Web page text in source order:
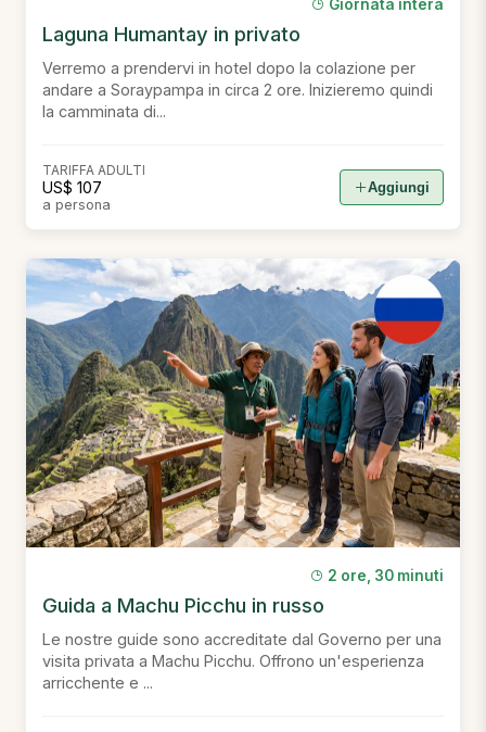
Giornata intera
Laguna Humantay in privato
Verremo a prendervi in hotel dopo la colazione per
andare a Soraypampa in circa 2 ore. Inizieremo quindi
la camminata di...
TARIFFA ADULTI
US$ 107
a persona
Aggiungi
2 ore, 30 minuti
Guida a Machu Picchu in russo
Le nostre guide sono accreditate dal Governo per una
visita privata a Machu Picchu. Offrono un'esperienza
arricchente e ...